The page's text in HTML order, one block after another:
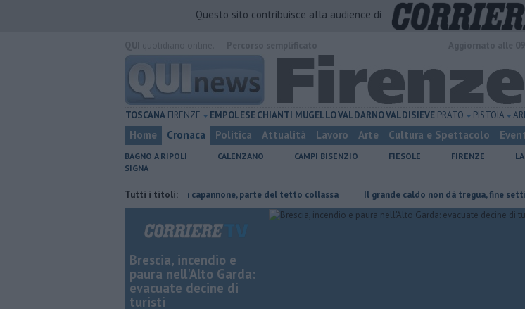
Questo sito contribuisce alla audience di
TOSCANA FIRENZE EMPOLESECHIANTI MUGELLOVALDARNOVALDISIEVE PRATO PISTOIA
Home Cronaca Politica Attualità Lavoro Arte Cultura e Spettacolo
BAGNO A RIPOLI CALENZANO CAMPI BISENZIO FIESOLE FIRENZE
SIGNA
Tutti i titoli:
Incendio devasta un capannone, parte del tetto collassa Il grande caldo non dà tregua, fine settimana
Brescia, incendio e
paura nell'Alto Garda:
evacuate decine di
turisti